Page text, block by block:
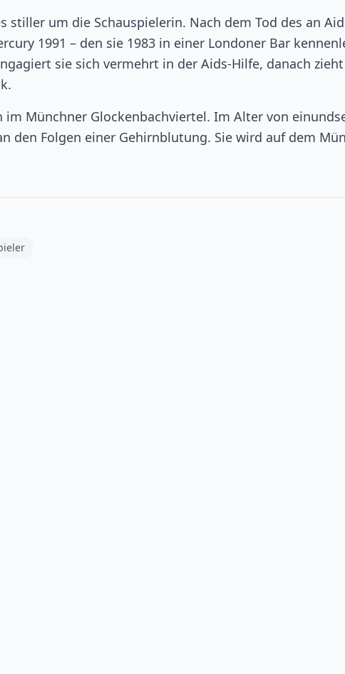
stiller um die Schauspielerin. Nach dem Tod des an
1991 – den sie 1983 in einer Londoner Bar
sie sich vermehrt in der Aids-Hilfe, danach
Münchner Glockenbachviertel. Im Alter von
den Folgen einer Gehirnblutung. Sie wird auf dem